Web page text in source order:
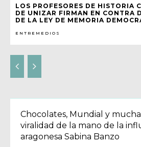
LOS PROFESORES DE HISTORIA
DE UNIZAR FIRMAN EN CONTRA
DE LA LEY DE MEMORIA
ENTREMEDIOS
Chocolates, Mundial y
viralidad de la mano de la
aragonesa Sabina Banzo